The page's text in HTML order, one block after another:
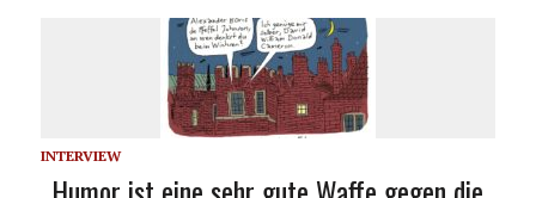
INTERVIEW